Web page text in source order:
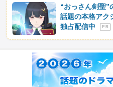
“おっさん剣聖
話題の本格アク
独占配信中
P R